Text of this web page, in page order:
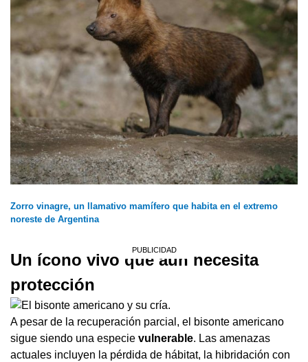
Zorro vinagre, un llamativo mamífero que habita en el extremo
noreste de Argentina
Un ícono vivo que aún necesita
protección
A pesar de la recuperación parcial, el bisonte americano
sigue siendo una especie vulnerable. Las amenazas
actuales incluyen la pérdida de hábitat, la hibridación con